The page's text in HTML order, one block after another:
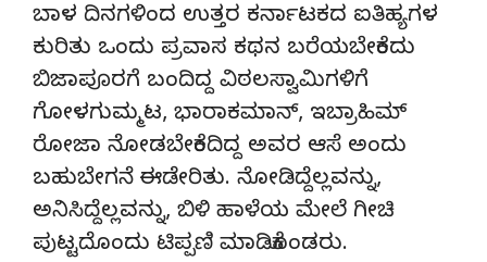
ಬಾಳ ದಿನಗಳಿಂದ ಉತ್ತರ ಕರ್ನಾಟಕದ ಐತಿಹ್ಯಗಳ
ಕುರಿತು ಒಂದು ಪ್ರವಾಸ ಕಥನ ಬರೆಯಬೇಕೆಂದು
ಬಿಜಾಪೂರಗೆ ಬಂದಿದ್ದ ವಿಠಲಸ್ವಾಮಿಗಳಿಗೆ
ಗೋಳಗುಮ್ಮಟ, ಭಾರಾಕಮಾನ್, ಇಬ್ರಾಹಿಮ್
ರೋಜಾ ನೋಡಬೇಕೆಂದಿದ್ದ ಅವರ ಆಸೆ ಅಂದು
ಬಹುಬೇಗನೆ ಈಡೇರಿತು. ನೋಡಿದ್ದೆಲ್ಲವನ್ನು,
ಅನಿಸಿದ್ದೆಲ್ಲವನ್ನು, ಬಿಳಿ ಹಾಳೆಯ ಮೇಲೆ ಗೀಚಿ
ಪುಟ್ಟದೊಂದು ಟಿಪ್ಪಣಿ ಮಾಡಿಕೊಂಡರು.